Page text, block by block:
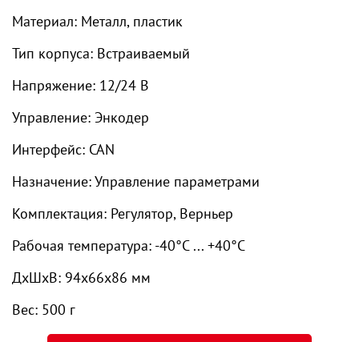
Материал: Металл, пластик
Тип корпуса: Встраиваемый
Напряжение: 12/24 В
Управление: Энкодер
Интерфейс: CAN
Назначение: Управление параметрами
Комплектация: Регулятор, Верньер
Рабочая температура: -40°С ... +40°С
ДxШxВ: 94x66x86 мм
Вес: 500 г